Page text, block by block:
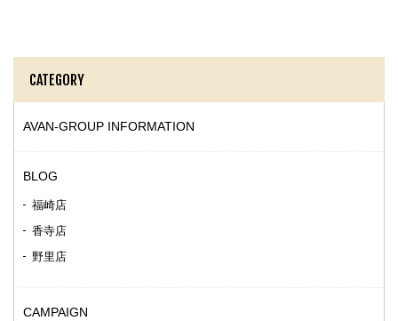
CATEGORY
AVAN-GROUP INFORMATION
BLOG
福崎店
香寺店
野里店
CAMPAIGN